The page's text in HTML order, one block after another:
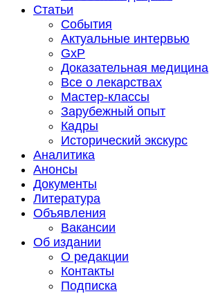
Статьи
События
Актуальные интервью
GxP
Доказательная медицина
Все о лекарствах
Мастер-классы
Зарубежный опыт
Кадры
Исторический экскурс
Аналитика
Анонсы
Документы
Литература
Объявления
Вакансии
Об издании
О редакции
Контакты
Подписка